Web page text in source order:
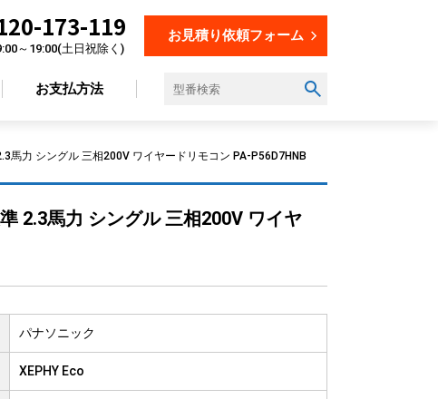
173-119
～19:00(土日祝除く)
お見積り依頼フォーム
飲食店
美容・理容室
倉庫
お支払方法
馬力 シングル 三相200V ワイヤードリモコン PA-P56D7HNB
2.3馬力 シングル 三相200V ワイヤ
パナソニック
XEPHY Eco